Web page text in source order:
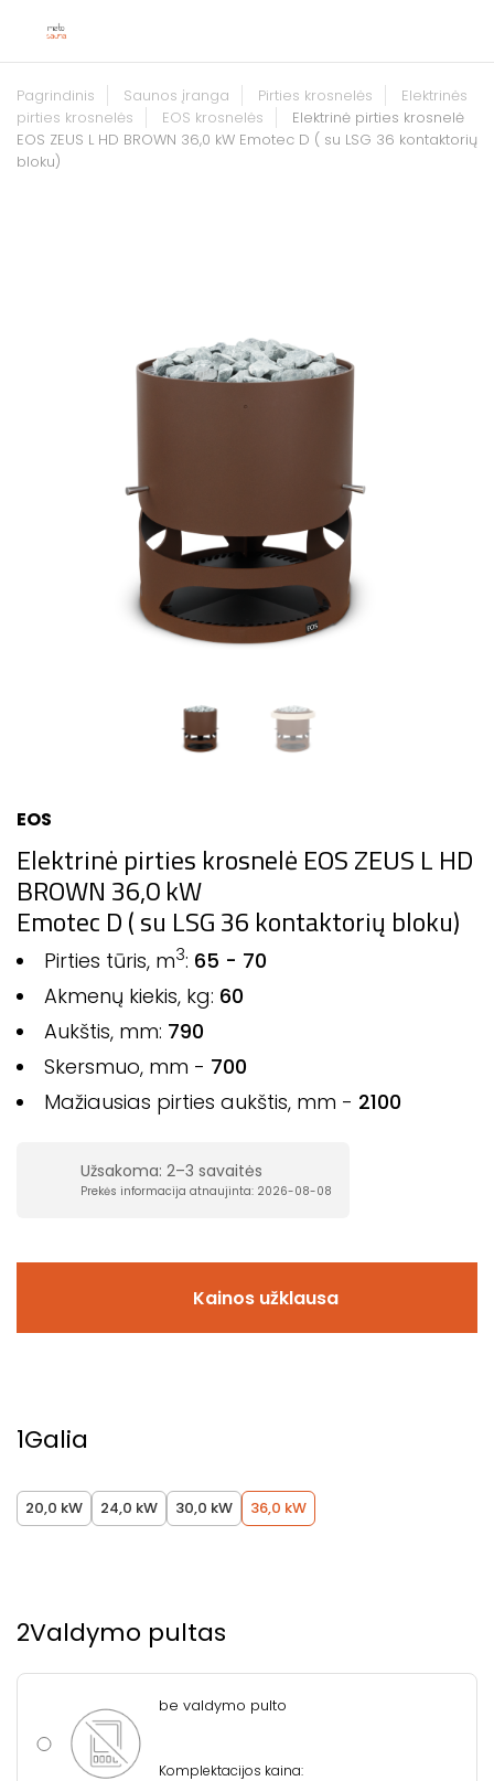
Pagrindinis Saunos įranga Pirties krosnelės
Elektrinės
pirties krosnelės
EOS krosnelės
Elektrinė pirties krosnelė
EOS ZEUS L HD BROWN 36,0 kW Emotec D ( su LSG 36 kontaktorių
bloku)
EOS
Elektrinė pirties krosnelė EOS ZEUS L HD
BROWN 36,0 kW
Emotec D ( su LSG 36 kontaktorių bloku)
Pirties tūris, m3: 65 - 70
Akmenų kiekis, kg: 60
Aukštis, mm: 790
Skersmuo, mm - 700
Mažiausias pirties aukštis, mm - 2100
Užsakoma: 2–3 savaitės
Prekės informacija atnaujinta: 2026-08-08
Kainos užklausa
1Galia
20,0 kW 24,0 kW 30,0 kW 36,0 kW
2Valdymo pultas
be valdymo pulto
Komplektacijos kaina: